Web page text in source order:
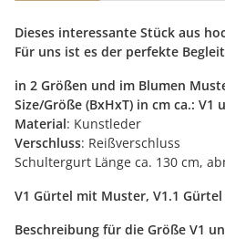
Dieses interessante Stück aus
Für uns ist es der perfekte
in 2 Größen und im Blumen
Size/Größe (BxHxT) in cm ca.:
Material: Kunstleder
Verschluss: Reißverschluss
Schultergurt Länge ca. 130 cm,
V1 Gürtel mit Muster, V1.1
Beschreibung für die Größe V1